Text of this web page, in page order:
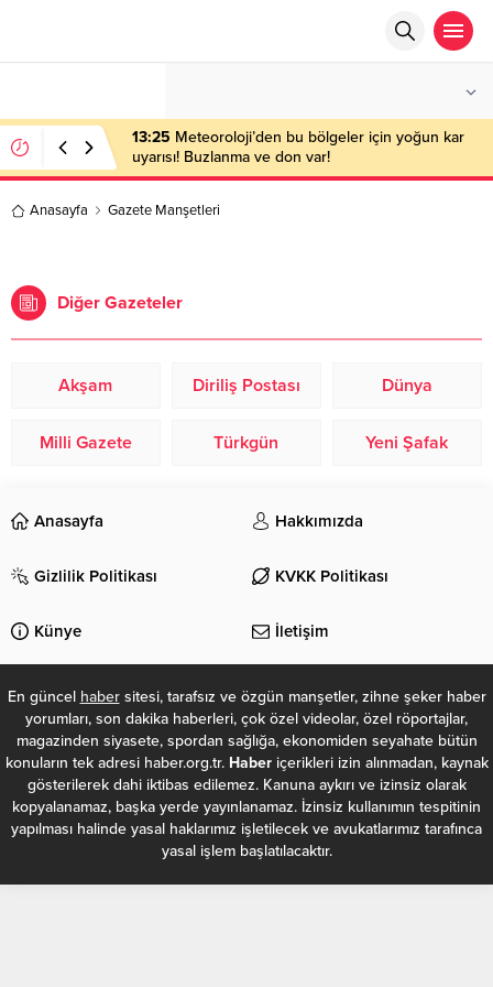
13:25 Meteoroloji’den bu bölgeler için yoğun kar
uyarısı! Buzlanma ve don var!
Anasayfa Gazete Manşetleri
Diğer Gazeteler
Akşam Diriliş Postası Dünya
Milli Gazete Türkgün Yeni Şafak
Anasayfa Hakkımızda
Gizlilik Politikası KVKK Politikası
Künye İletişim
En güncel habersitesi, tarafsız ve özgün manşetler, zihne şeker haber
yorumları, son dakika haberleri, çok özel videolar, özel röportajlar,
magazinden siyasete, spordan sağlığa, ekonomiden seyahate bütün
konuların tek adresi haber.org.tr. Haberiçerikleri izin alınmadan, kaynak
gösterilerek dahi iktibas edilemez. Kanuna aykırı ve izinsiz olarak
kopyalanamaz, başka yerde yayınlanamaz. İzinsiz kullanımın tespitinin
yapılması halinde yasal haklarımız işletilecek ve avukatlarımız tarafınca
yasal işlem başlatılacaktır.